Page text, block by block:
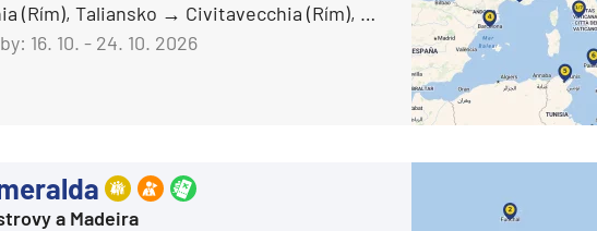
Maroko
Azamara Cruises
(Rím), Taliansko
Civitavecchia (Rím), Taliansko
16. 10. - 24. 10. 2026
a Madeira